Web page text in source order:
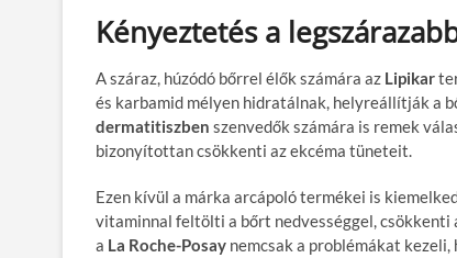
Kényeztetés a
A száraz, húzódó bőrrel élők számára az Lipikar
és karbamid mélyen hidratálnak, helyreállítják a
dermatitiszben szenvedők számára is remek
bizonyítottan csökkenti az ekcéma tüneteit.
Ezen kívül a márka arcápoló termékei is
vitaminnal feltölti a bőrt nedvességgel, csökkenti
a La Roche-Posay nemcsak a problémákat kezeli,